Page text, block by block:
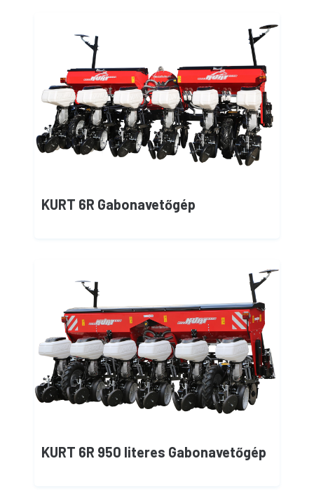
KURT 6R Gabonavetőgép
KURT 6R 950 literes Gabonavetőgép